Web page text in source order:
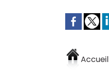
Accueil